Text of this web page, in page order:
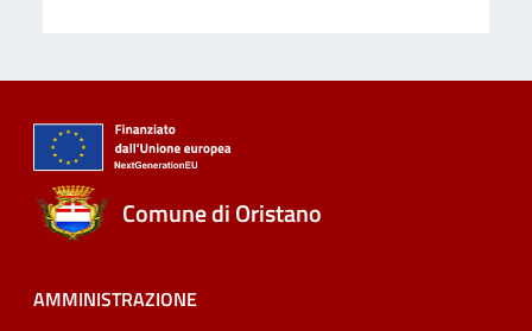
Comune di Oristano
AMMINISTRAZIONE